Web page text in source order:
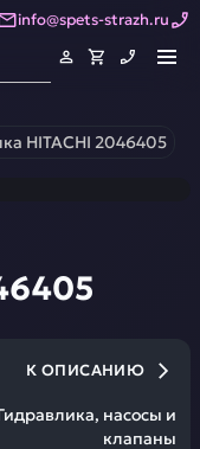
info@spets-strazh.ru
HITACHI 2046405
К ОПИСАНИЮ
насосы и
клапаны